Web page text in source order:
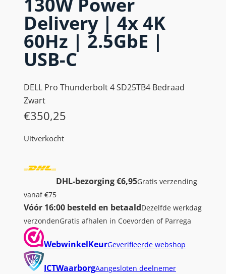
Delivery | 4x 4K
60Hz | 2.5GbE |
USB-C
DELL Pro Thunderbolt 4 SD25TB4 Bedraad
Zwart
€350,25
Uitverkocht
DHL-bezorging €6,95Gratis verzending
vanaf €75
Vóór 16:00 besteld en betaaldDezelfde werkdag
verzondenGratis afhalen in Coevorden of Parrega
WebwinkelKeurGeverifieerde webshop
ICTWaarborgAangesloten deelnemer